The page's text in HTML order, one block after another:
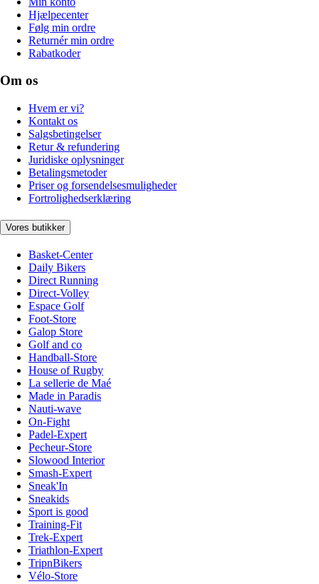
Hjælpecenter
Følg min ordre
Returnér min ordre
Rabatkoder
Om os
Hvem er vi?
Kontakt os
Salgsbetingelser
Retur & refundering
Juridiske oplysninger
Betalingsmetoder
Priser og forsendelsesmuligheder
Fortrolighedserklæring
Vores butikker
Basket-Center
Daily Bikers
Direct Running
Direct-Volley
Espace Golf
Foot-Store
Galop Store
Golf and co
Handball-Store
House of Rugby
La sellerie de Maé
Made in Paradis
Nauti-wave
On-Fight
Padel-Expert
Pecheur-Store
Slowood Interior
Smash-Expert
Sneak'In
Sneakids
Sport is good
Training-Fit
Trek-Expert
Triathlon-Expert
TripnBikers
Vélo-Store